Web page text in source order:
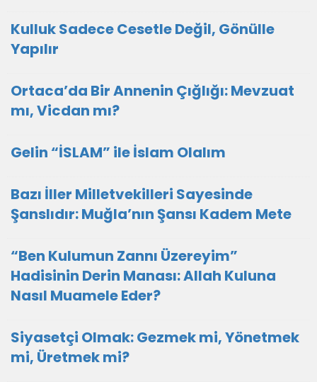
Kulluk Sadece Cesetle Değil, Gönülle
Yapılır
Ortaca’da Bir Annenin Çığlığı: Mevzuat
mı, Vicdan mı?
Gelin “İSLAM” ile İslam Olalım
Bazı İller Milletvekilleri Sayesinde
Şanslıdır: Muğla’nın Şansı Kadem Mete
“Ben Kulumun Zannı Üzereyim”
Hadisinin Derin Manası: Allah Kuluna
Nasıl Muamele Eder?
Siyasetçi Olmak: Gezmek mi, Yönetmek
mi, Üretmek mi?